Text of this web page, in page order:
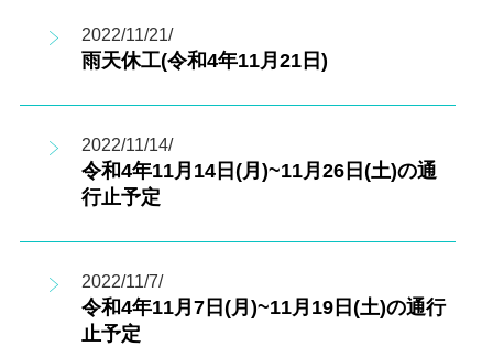
2022/11/21/
雨天休工(令和4年11月21日)
2022/11/14/
令和4年11月14日(月)~11月26日(土)の通
行止予定
2022/11/7/
令和4年11月7日(月)~11月19日(土)の通行
止予定